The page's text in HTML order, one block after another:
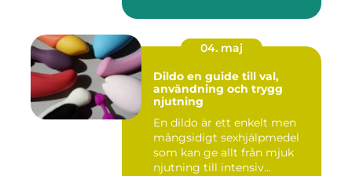
04. maj
Dildo en guide till val,
användning och trygg
njutning
En dildo är ett enkelt men
mångsidigt sexhjälpmedel
som kan ge allt från mjuk
njutning till intensiv...